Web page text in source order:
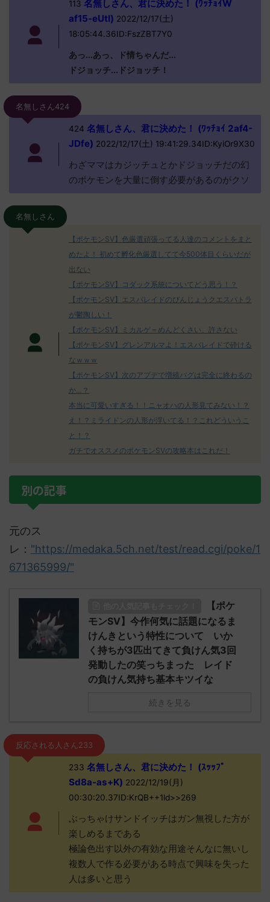
113 名無しさん、君に決めた！ (ﾜｯﾁｮｲW
af15-eUtI) 2022/12/17(土)
18:05:44.36ID:FszZBT7Y0
あっ...あっ、ド情ちゃんだ...
ドジョッチ...ドジョッチ！
名無しさん424
424 名無しさん、君に決めた！ (ﾜｯﾁｮｲ 2af4-
JDfe) 2022/12/17(土) 19:41:29.34ID:KyiOr9X30
わざママはカジッチュとかドジョッチだの幻
のポケモンを大量に倒す必要があるのがクソ
名無しさん
【ポケモンSV】色厳選頑張ってる人達のコメントをまと
めたよ！ 初めて孵化色厳選してて今500体目くらいだが
出ない
【ポケモンSV】コダック系統についてどう思う！？
【ポケモンSV】エスバレイドのびんじょうクエスパトラ
が鬱陶しい！
【ポケモンSV】ミカルゲ＝めんどくさい、許さない
【ポケモンSV】グレンアルマよ！エスバレイドで砕ける
なｗｗｗ
【ポケモンSV】次のアプデで増殖バグは完全に終わるの
か…？
本当に可愛いすぎる！！ニャオハの人形見てみない！？
え！？ミライドンの人形が浮いてる！？これどういうこ
と！？
ガチでオススメのポケモンSVの攻略本はこれだ！
別の記事
元のス
レ： "https://medaka.5ch.net/test/read.cgi/poke/1
671365999/"
【ポケ
モンSV】今作何気に話題になるま
けんきという特性について いか
く持ちが3匹出てきて負けん気3回
発動したの笑っちまった レイド
の負けん気持ち基本キツイな
続きを見る
反応される人さん233
233 名無しさん、君に決めた！ (ｽｯｯﾌﾟ
Sd8a-as+K) 2022/12/19(月)
00:30:20.37ID:KrQB++1ld>>269
ぶっちゃけサンドイッチはガン無視した方が
楽しめるまである
極論色出す以外の有効な用途そんなに無いし
複数人で作る必要がある時点で興味を失った
人は多いと思う